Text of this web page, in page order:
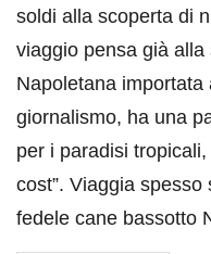
soldi alla scoperta di
viaggio pensa già
Napoletana
giornalismo, ha una
per i paradisi
cost”. Viaggia
fedele cane bassotto